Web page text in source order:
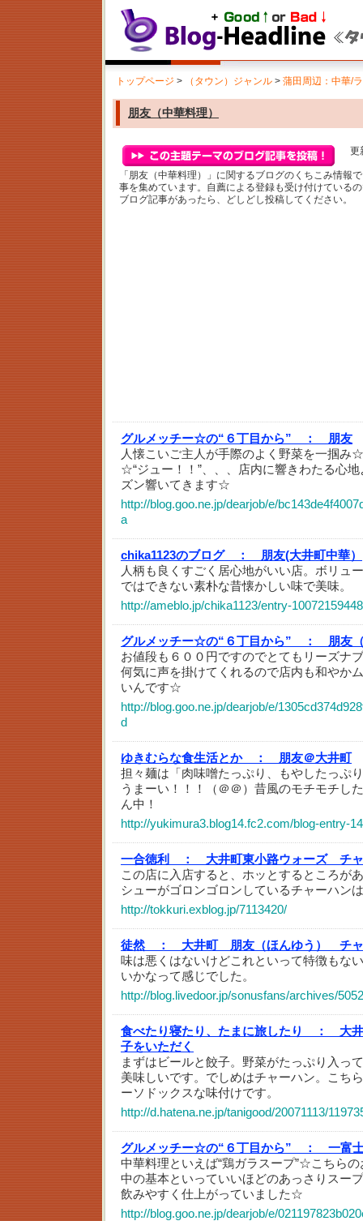
トップページ > （タウン）ジャンル > 蒲田周辺：中華/
朋友（中華料理）
更
「朋友（中華料理）」に関するブログのくちこみ情報
事を集めています。自薦による登録も受け付けている
ブログ記事があったら、どしどし投稿してください。
グルメッチー☆の“６丁目から” ：
朋友
人懐こいご主人が手際のよく野菜を一掴み
☆“ジュー！！”、、、店内に響きわたる心
ズン響いてきます☆
http://blog.goo.ne.jp/dearjob/e/
a
chika1123のブログ ：
朋友(大井町中華）
人柄も良くすごく居心地がいい店。ボリュ
ではできない素朴な昔懐かしい味で美味。
http://ameblo.jp/chika1123/entry-
グルメッチー☆の“６丁目から” ：
朋友
お値段も６００円ですのでとてもリーズナ
何気に声を掛けてくれるので店内も和やか
いんです☆
http://blog.goo.ne.jp/dearjob/e/
d
ゆきむらな食生活とか ：
朋友＠大井町
担々麺は「肉味噌たっぷり、もやしたっぷ
うまーい！！！（＠＠）昔風のモチモチし
ん中！
http://yukimura3.blog14.fc2.com/blog-entry-
一合徳利 ：
大井町東小路ウォーズ チ
この店に入店すると、ホッとするところが
シューがゴロンゴロンしているチャーハン
http://tokkuri.exblog.jp/7113420/
徒然 ：
大井町 朋友（ほんゆう） チ
味は悪くはないけどこれといって特徴もな
いかなって感じでした。
http://blog.livedoor.jp/sonusfans/archives/
食べたり寝たり、たまに旅したり ：
大
子をいただく
まずはビールと餃子。野菜がたっぷり入っ
美味しいです。でしめはチャーハン。こち
ーソドックスな味付けです。
http://d.hatena.ne.jp/tanigood/20071113/
グルメッチー☆の“６丁目から” ：
一富
中華料理といえば“鶏ガラスープ”☆こちら
中の基本といっていいほどのあっさりスー
飲みやすく仕上がっていました☆
http://blog.goo.ne.jp/dearjob/e/